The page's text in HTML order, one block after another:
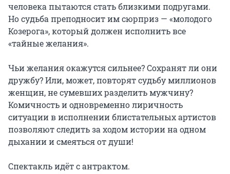
человека пытаются стать близкими подругами.
Но судьба преподносит им сюрприз — «молодого
Козерога», который должен исполнить все
«тайные желания».
Чьи желания окажутся сильнее? Сохранят ли они
дружбу? Или, может, повторят судьбу миллионов
женщин, не сумевших разделить мужчину?
Комичность и одновременно лиричность
ситуации в исполнении блистательных артистов
позволяют следить за ходом истории на одном
дыхании и смеяться от души!
Спектакль идёт с антрактом.